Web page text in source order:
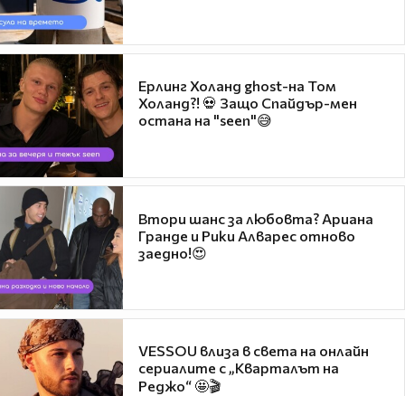
Ерлинг Холанд ghost-на Том
Холанд?! 💀 Защо Спайдър-мен
остана на "seen"😅
Втори шанс за любовта? Ариана
Гранде и Рики Алварес отново
заедно!😍
VESSOU влиза в света на онлайн
сериалите с „Кварталът на
Реджо“ 🤩🎬